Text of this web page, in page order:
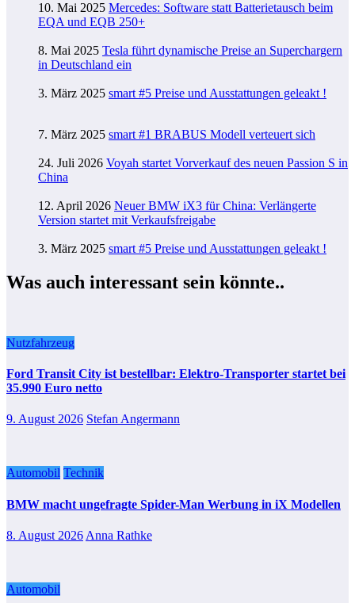
10. Mai 2025 Mercedes: Software statt Batterietausch beim
EQA und EQB 250+
8. Mai 2025 Tesla führt dynamische Preise an Superchargern
in Deutschland ein
3. März 2025 smart #5 Preise und Ausstattungen geleakt !
7. März 2025 smart #1 BRABUS Modell verteuert sich
24. Juli 2026 Voyah startet Vorverkauf des neuen Passion S in
China
12. April 2026 Neuer BMW iX3 für China: Verlängerte
Version startet mit Verkaufsfreigabe
3. März 2025 smart #5 Preise und Ausstattungen geleakt !
Was auch interessant sein könnte..
Nutzfahrzeug
Ford Transit City ist bestellbar: Elektro-Transporter startet bei
35.990 Euro netto
9. August 2026 Stefan Angermann
Automobil Technik
BMW macht ungefragte Spider-Man Werbung in iX Modellen
8. August 2026 Anna Rathke
Automobil